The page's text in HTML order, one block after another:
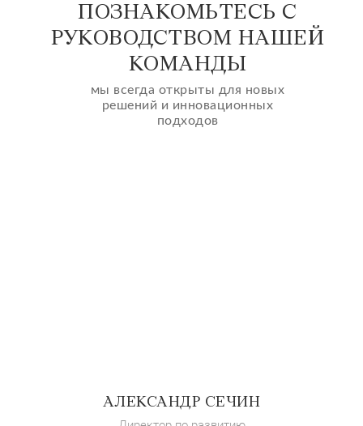
ПОЗНАКОМЬТЕСЬ С
РУКОВОДСТВОМ НАШЕЙ
КОМАНДЫ
мы всегда открыты для новых
решений и инновационных
подходов
АЛЕКСАНДР СЕЧИН